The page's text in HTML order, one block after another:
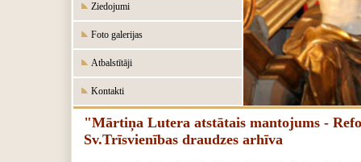
Ziedojumi
Foto galerijas
Atbalstītāji
Kontakti
"Mārtiņa Lutera atstātais mantojums -
Sv.Trīsvienības draudzes arhīva